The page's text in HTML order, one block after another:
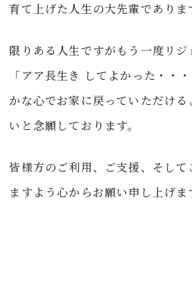
育て上げた人生の大先輩でありま
限りある人生ですがもう一度リ
「アア長生き してよかった・・
かな心でお家に戻っていただけ
いと念願しております。
皆様方のご利用、ご支援、そして
ますよう心からお願い申し上げま